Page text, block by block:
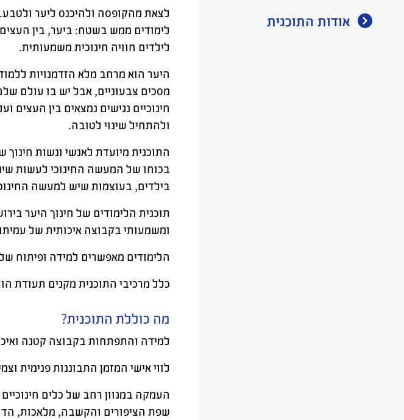
אודות התוכנית
לצאת מהקופסה ולהיכנס ליער
לימודים ממש בשטח: ביער, בין
לילדים חוויה חינוכית משמעותית.
היער הוא מרחב מלא הזדמנויות
מסכים צבעוניים, אבל יש בו עולם
חינוכיים נגישים נמצאים בין
ולהתחיל שינוי לטובה.
התוכנית מיועדת לאנשי ונשות
בכוחו של המעשה החינוכי לעשות
בילדים, בעוצמות שיש למעשה
תוכנית הלימודים של חינוך היער
ומשמעותי בקבוצה איכותית של
הלימודים מאפשרים למידה ופיתוח של
כלל מרכיבי התוכנית מקנים תעודת
מה כוללת התוכנית?
למידה והתפתחות בקבוצה קטנה
לווי אישי המזמן התבוננות פנימית
העמקה במגוון רחב של כלים
שפת הציפורים והקשבה, מלאכות,